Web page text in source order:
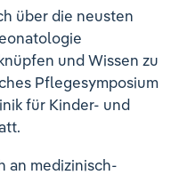
über die neusten
und Wissen zu
Pflegesymposium
für Kinder- und
an medizinisch-